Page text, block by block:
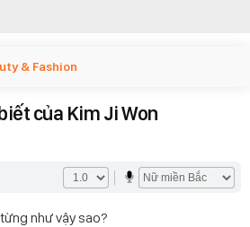
& Fashion
của Kim Ji Won
như vậy sao?